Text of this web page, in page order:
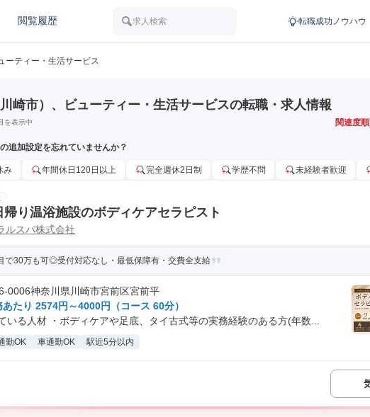
閲覧履歴 求人検索 転職成功ノウハウ
ーティー・生活サービス
崎市）、ビューティー・生活サービスの転職・求人情報
を表示中 関連度順
追加設定を忘れていませんか？
み 年間休日120日以上 完全週休2日制 学歴不問 未経験者歓迎
帰り温浴施設のボディケアセラピスト
ルスパ株式会社
で30万も可◎受付対応なし・最低保障有・交費全支給
0006神奈川県川崎市宮前区宮前平
あたり 2574円～4000円（コース 60分）
いる人材 ・ボディケアや足底、タイ古式等の実務経験のある方(年数...
勤OK 車通勤OK 駅近5分以内